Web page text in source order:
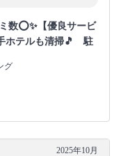
数⭕✨【優良サービ
ホテルも清掃🎵 駐
グ
2025年10月